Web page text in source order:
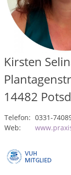
Kirsten
14482
Telefon: 0331-
Web: